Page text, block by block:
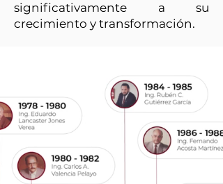
significativamente a su
crecimiento y transformación.